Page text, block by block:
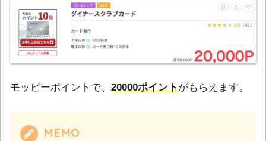
モッピーポイントで、 20000ポイントがもらえます。
MEMO